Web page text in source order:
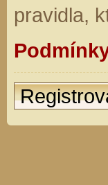
pravidla,